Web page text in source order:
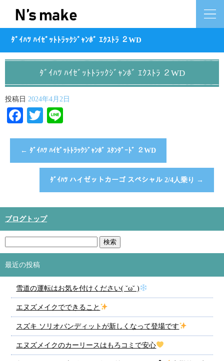
ﾀﾞｲﾊﾂ ﾊｲｾﾞｯﾄﾄﾗｯｸｼﾞｬﾝﾎﾞ ｴｸｽﾄﾗ ２WD
ﾀﾞｲﾊﾂ ﾊｲｾﾞｯﾄﾄﾗｯｸｼﾞｬﾝﾎﾞ ｴｸｽﾄﾗ ２WD
投稿日 2024年4月2日
Facebook
Twitter
← ﾀﾞｲﾊﾂ ﾊｲｾﾞｯﾄﾄﾗｯｸｼﾞｬﾝﾎﾞ ｽﾀﾝﾀﾞｰﾄﾞ ２WD
ﾀﾞｲﾊﾂ ハイゼットカーゴ スペシャル 2/4人乗り →
ブログトップ
最近の投稿
雪道の運転はお気を付けください( ˘ω˘ )
エヌズメイクでできること
スズキ ソリオバンディットが新しくなって登場です
エヌズメイクのカーリースはもろコミで安心